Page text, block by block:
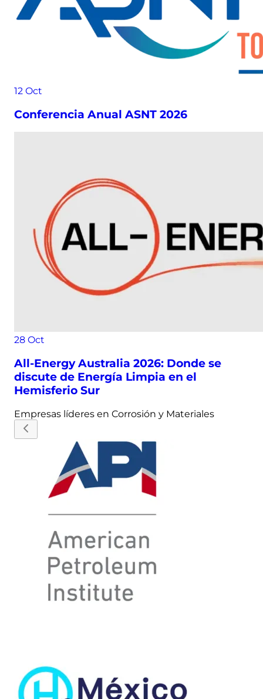
12 Oct
Conferencia Anual ASNT 2026
28 Oct
All-Energy Australia 2026: Donde se
discute de Energía Limpia en el
Hemisferio Sur
Empresas líderes en Corrosión y Materiales